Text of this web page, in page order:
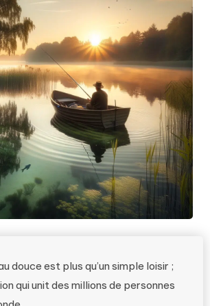
douce est plus qu’un simple loisir ;
qui unit des millions de personnes